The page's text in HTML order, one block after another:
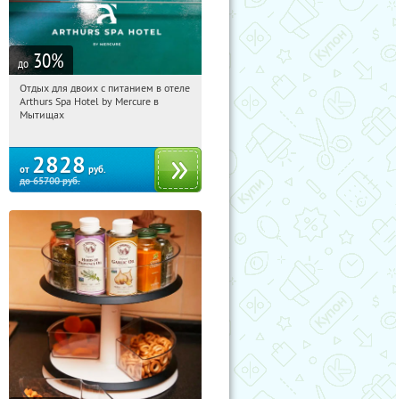
до 30%
17:07:05
Купи первым!
Московская обл., г. Мытищи, д.
Отдых для двоих с питанием в отеле
Arthurs Spa Hotel by Mercure в
Мытищах
от 2828 руб.
до65700руб.